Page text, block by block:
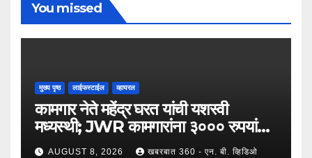
You missed
मुख्य पृष्ठ लाईफस्टाईल व्हायरल
कामगार नेते महेंद्र घरत यांची यशस्वी
मध्यस्थी; JWR कामगारांना ३००० रुपयांची
पगारवाढ
AUGUST 8, 2026 खबरबात 360 - एन. बी. व्हिडिओ